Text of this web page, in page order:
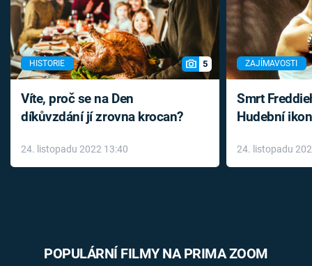
HISTORIE 5
Víte, proč se na Den
díkůvzdání jí zrovna krocan?
24. listopadu 2022 13:40
ZAJÍMAVOSTI
Smrt
Hudební
léky
24. listopadu
POPULÁRNÍ FILMY NA PRIMA ZOOM